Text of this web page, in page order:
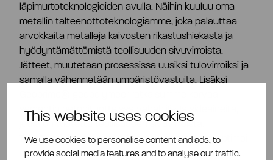
This website uses cookies
We use cookies to personalise content and ads, to
provide social media features and to analyse our traffic.
läpimurtoteknologioiden avulla. Näihin kuuluu oma
metallin talteenottoteknologiamme, joka palauttaa
arvokkaita metalleja kaivosten rikastushiekasta ja
hyödyntämättömistä teollisuuden sivuvirroista.
Jätteet, muutetaan prosessissa uusiksi tulovirroiksi ja
samalla vähennetään ympäristövastuita. Lisäksi
sementin betonituotteissa vähähiilisillä sideaineilla,
jotka on tuotettu teollisuuden sivuvirroista.
Tekoälypohjainen analytiikkamme puolestaan optimoi
materiaalien suorituskyvyn ja mahdollistaa